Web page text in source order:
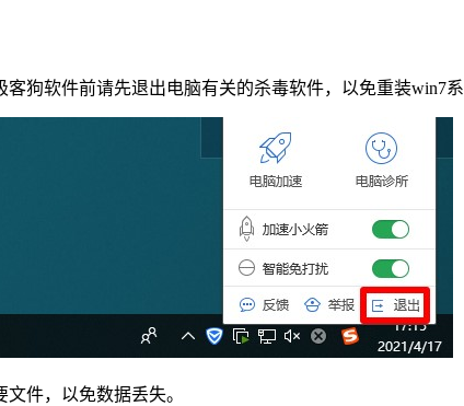
软件前请先退出电脑有关的杀毒软件，以免重装win7系
件，以免数据丢失。